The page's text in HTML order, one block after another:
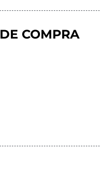
DE COMPRA